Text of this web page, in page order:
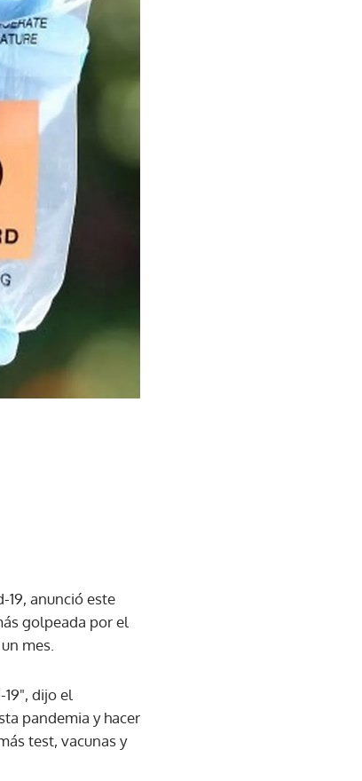
anunció este
golpeada por el
mes.
dijo el
pandemia y hacer
test, vacunas y